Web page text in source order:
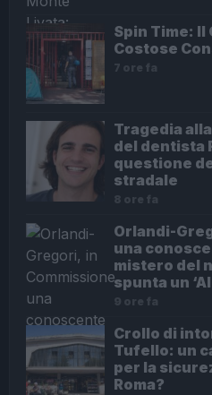
Spin Time: Il
Costose
7 ore fa
Tragedia
del dentista
questione
stradale
8 ore fa
Orlandi-
una
mistero del
spunta un
9 ore fa
Crollo di
Tufello: un
per la
Roma?